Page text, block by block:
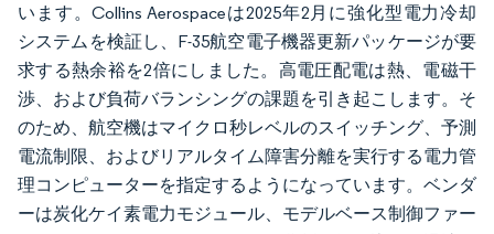
います。Collins Aerospaceは2025年2月に強化型電力冷却
システムを検証し、F-35航空電子機器更新パッケージが要
求する熱余裕を2倍にしました。高電圧配電は熱、電磁干
渉、および負荷バランシングの課題を引き起こします。そ
のため、航空機はマイクロ秒レベルのスイッチング、予測
電流制限、およびリアルタイム障害分離を実行する電力管
理コンピューターを指定するようになっています。ベンダ
ーは炭化ケイ素電力モジュール、モデルベース制御ファー